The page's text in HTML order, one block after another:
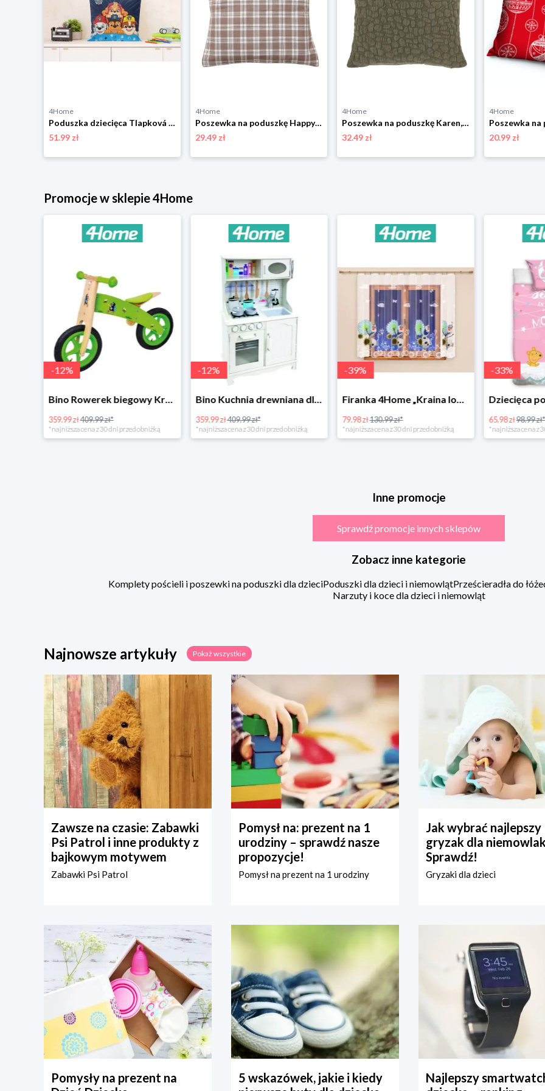
4Home
Poduszka dziecięca Tlapková Patrola, 40 x 40 cm 4-Home
51.99 zł
4Home
Poszewka na poduszkę Happy check beżowo-czarny, 45 x 45 cm 4-Home
29.49 zł
4Home
Poszewka na poduszkę Karen, 45 x 45 cm, oliwkowazieleń 4-Home
32.49 zł
4Home
20.99 zł
Promocje w sklepie 4Home
-12%
Bino Rowerek biegowy Krecik
359.99 zł409.99 zł*
*najniższa cena z 30 dni przed obniżką
-12%
Bino Kuchnia drewniana dla dzieci Provence
359.99 zł409.99 zł*
*najniższa cena z 30 dni przed obniżką
-39%
Firanka 4Home „Kraina lodu” (Frozen)
79.98 zł130.99 zł*
*najniższa cena z 30 dni przed obniżką
-33%
65.98 zł98.99 zł*
*najniższa cena z
Inne promocje
Sprawdź promocje innych sklepów
Zobacz inne kategorie
Komplety pościeli i poszewki na poduszki dla dzieciPoduszki dla dzieci i niemowlątPrześcieradła do
Narzuty i koce dla dzieci i niemowląt
Najnowsze artykuły Pokaż wszystkie
Zawsze na czasie: Zabawki
Psi Patrol i inne produkty z
bajkowym motywem
Zabawki Psi Patrol
Pomysł na: prezent na 1
urodziny – sprawdź nasze
propozycje!
Pomysł na prezent na 1 urodziny
Jak wybrać najlepszy
gryzak dla
Sprawdź!
Gryzaki dla dzieci
Pomysły na prezent na
5 wskazówek, jakie i kiedy
Najlepszy